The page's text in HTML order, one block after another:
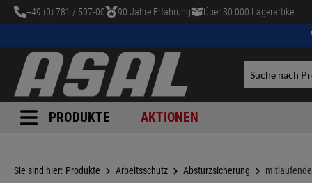
springen
+49 (0) 781 / 507-00 90 Jahre Erfahrung Über 30.000 Lagerartikel
PRODUKTE AKTIONEN
Sie sind hier: Produkte Arbeitsschutz Absturzsicherung